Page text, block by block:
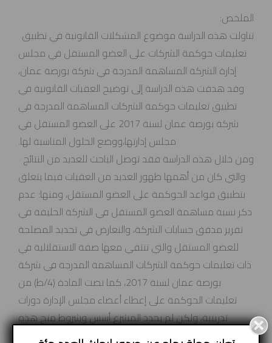
الملخص:
تناولت هذه الدراسة موضوع المشكلات القانونية في تطبيق
تعليمات حوكمة الشركات على العضو المستقل في مجلس
إدارة الشركة المساهمة المدرجة في شركة بورصة عمان،
وقد هدفت هذه الدراسة إلى توضيح العقبات القانونية في
تطبيق تعليمات حوكمة الشركات المساهمة المدرجة في
شركة بورصة عمان لسنة 2017 على العضو المستقل في
مجلس إدارتها،ووضع الحلول المناسبة لها.
ومن خلال هذه الدراسة فقد توصل الباحث للعديد من النتائج
والتي كان من أهمها ظهور العديد من العقبات فيما يتعلق
بتطبيق قواعد الحوكمة على العضو المستقل، ومنها: عدم
ذكر نسبة مساهمة العضو المستقل في الشركة الحليفة في
تقرير مدقق حسابات الشركة، والتعارض في تحديد المصلحة
للعضو المستقل والتي تنتفي معها صفة الاستقلالية في
ذات تعليمات حوكمة الشركات المساهمة المدرجة في شركة
بورصة عمان لسنة 2017، كما نصت المادة (4/ط) من
تعليمات الحوكمة على إعطاء أعضاء مجلس الإدارة دورات
تدريبية، ولكن لم يحدد المشرع أسس وشروط منح هذه
الدورات.